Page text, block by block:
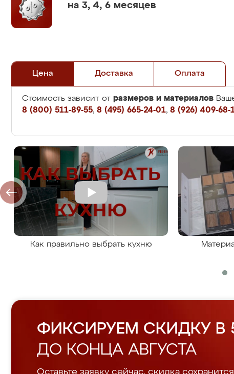
на 3, 4, 6 месяцев
Цена Доставка Оплата
Стоимость зависит от размеров и материалов
8 (800) 511-89-55, 8 (495) 665-24-01, 8 (926) 409-68-
Как правильно выбрать кухню
ФИКСИРУЕМ СКИДКУ В
ДО КОНЦА АВГУСТА
Оставьте заявку сейчас, скидка